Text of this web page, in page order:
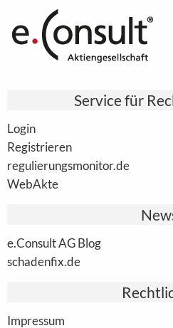
Service für
Login
Registrieren
regulierungsmonitor.de
WebAkte
e.Consult AG Blog
schadenfix.de
Impressum